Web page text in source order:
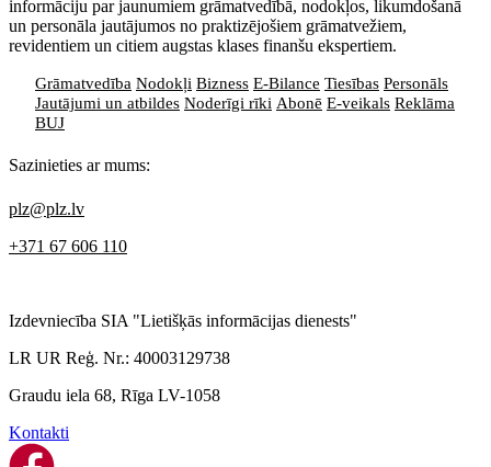
informāciju par jaunumiem grāmatvedībā, nodokļos, likumdošanā
un personāla jautājumos no praktizējošiem grāmatvežiem,
revidentiem un citiem augstas klases finanšu ekspertiem.
Grāmatvedība Nodokļi Bizness E-Bilance Tiesības Personāls
Jautājumi un atbildes Noderīgi rīki Abonē E-veikals Reklāma
BUJ
Sazinieties ar mums:
plz@plz.lv
+371 67 606 110
Izdevniecība SIA "Lietišķās informācijas dienests"
LR UR Reģ. Nr.: 40003129738
Graudu iela 68, Rīga LV-1058
Kontakti